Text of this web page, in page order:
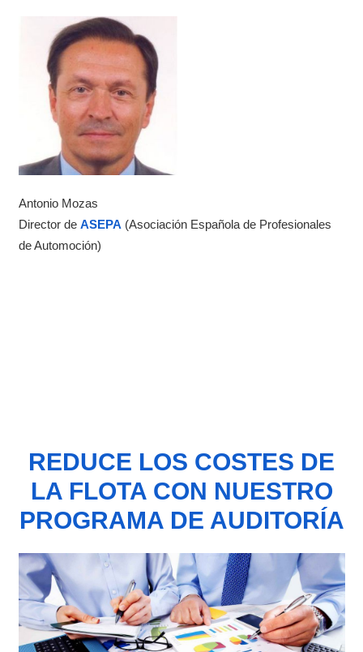
Antonio Mozas
Director de ASEPA(Asociación Española de Profesionales
de Automoción)
REDUCE LOS COSTES DE
LA FLOTA CON NUESTRO
PROGRAMA DE AUDITORÍA